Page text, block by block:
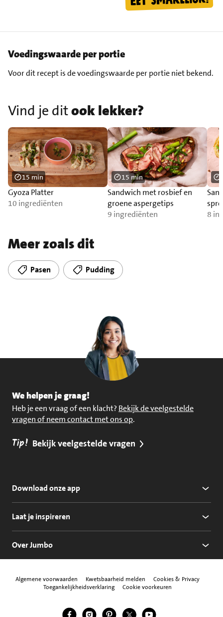
Voedingswaarde per portie
Voor dit recept is de voedingswaarde per portie niet bekend.
Vind je ditook lekker?
Gyoza Platter
10 ingrediënten
15 min
Sandwich met rosbief en
groene aspergetips
9 ingrediënten
15 min
8
Meer zoals dit
Pasen Pudding
We helpen je graag!
Heb je een vraag of een klacht? Bekijk de veelgestelde
vragen of neem contact met ons op.
Tip! Bekijk veelgestelde vragen
Download onze app
Laat je inspireren
Over Jumbo
Algemene voorwaarden Kwetsbaarheid melden
Cookies & Privacy
Toegankelijkheidsverklaring
Cookie voorkeuren
Volg ons
Jumbo Facebook
Jumbo Instagram
Jumbo Pinterest
Jumbo Twitter
Jumbo YouTube